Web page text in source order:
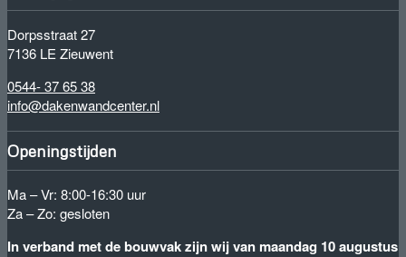
Dorpsstraat 27
7136 LE Zieuwent
0544- 37 65 38
info@dakenwandcenter.nl
Openingstijden
Ma – Vr: 8:00-16:30 uur
Za – Zo: gesloten
In verband met de bouwvak zijn wij van maandag 10 augustus